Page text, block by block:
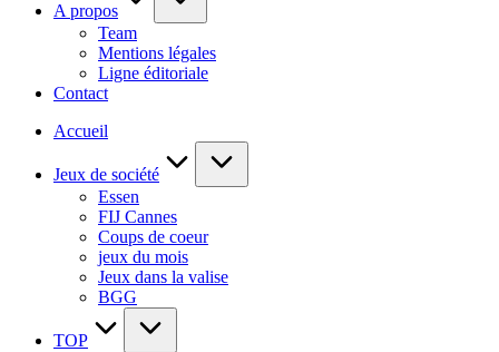
A propos
Team
Mentions légales
Ligne éditoriale
Contact
Accueil
Jeux de société
Essen
FIJ Cannes
Coups de coeur
jeux du mois
Jeux dans la valise
BGG
TOP